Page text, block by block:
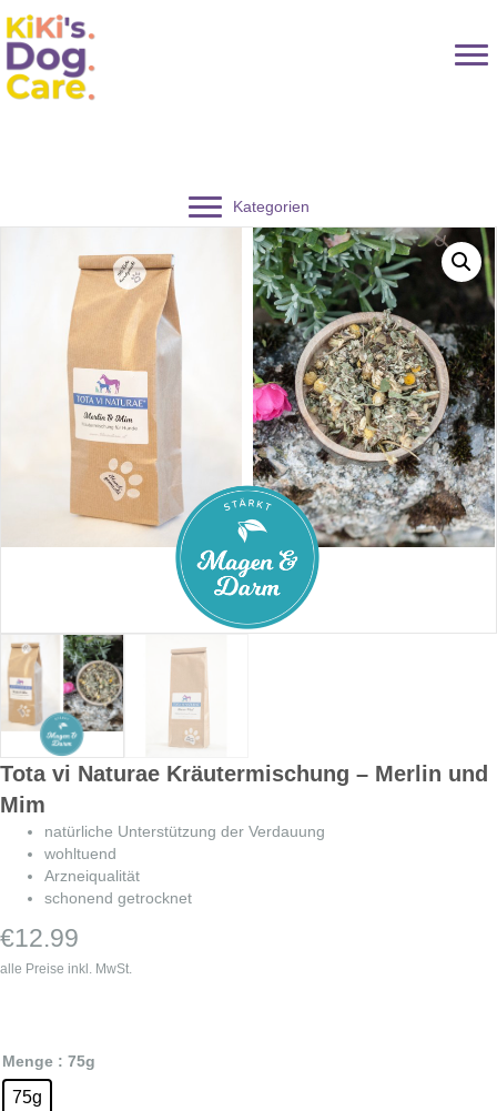
Kategorien
Tota vi Naturae Kräutermischung – Merlin und
Mim
natürliche Unterstützung der Verdauung
wohltuend
Arzneiqualität
schonend getrocknet
€12.99
alle Preise inkl. MwSt.
Menge : 75g
75g